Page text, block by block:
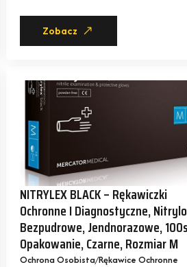
Zobacz
NITRYLEX BLACK – Rękawiczki
Ochronne I Diagnostyczne,
Bezpudrowe, Jendnorazowe,
Opakowanie, Czarne, Rozmiar M
Ochrona Osobista Rękawice Ochronne